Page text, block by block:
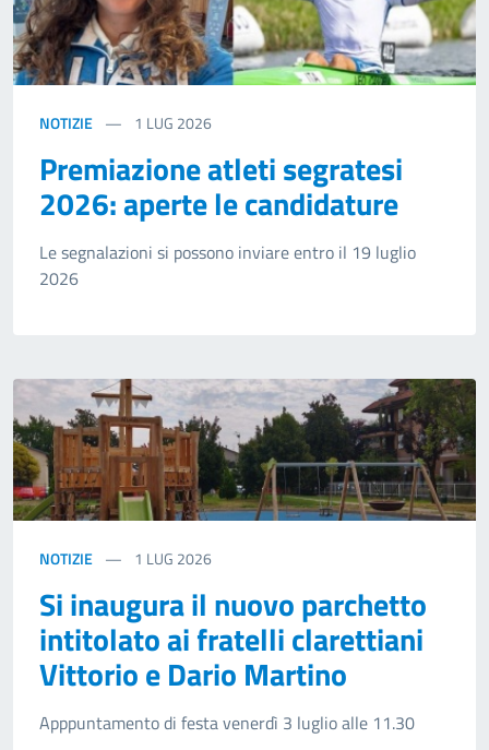
NOTIZIE 1 LUG 2026
Premiazione atleti segratesi
2026: aperte le candidature
Le segnalazioni si possono inviare entro il 19 luglio
2026
NOTIZIE 1 LUG 2026
Si inaugura il nuovo parchetto
intitolato ai fratelli clarettiani
Vittorio e Dario Martino
Apppuntamento di festa venerdì 3 luglio alle 11.30